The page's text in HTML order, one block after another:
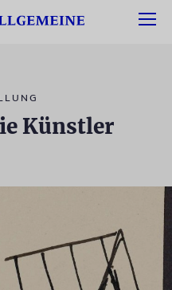
Künstler